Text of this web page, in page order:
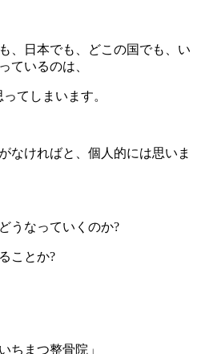
、日本でも、どこの国でも、い
ているのは、
てしまいます。
なければと、個人的には思いま
うなっていくのか?
ことか?
ちまつ整骨院」